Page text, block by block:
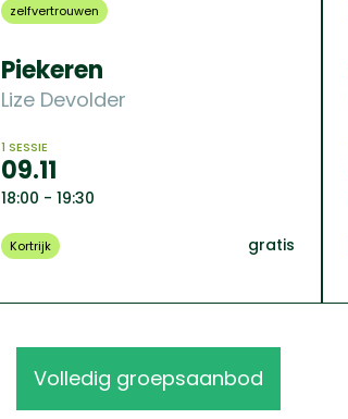
zelfvertrouwen
Piekeren
Lize Devolder
1 SESSIE
09.11
18:00 - 19:30
Kortrijk gratis
Volledig groepsaanbod